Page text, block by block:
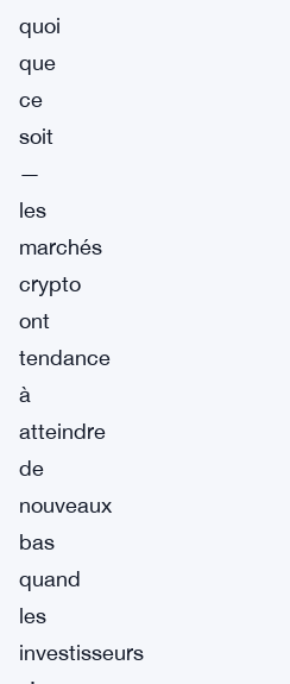
quoi
que
ce
soit
—
les
marchés
crypto
ont
tendance
à
atteindre
de
nouveaux
bas
quand
les
investisseurs